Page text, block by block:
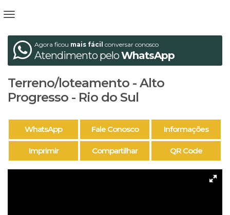
Agora ficou mais fácil conversar conosco
Atendimento peloWhatsApp
Terreno/loteamento - Alto
Progresso - Rio do Sul
WhatsApp Fale Conosco Informações
Imprimir Compartilhar QR Code